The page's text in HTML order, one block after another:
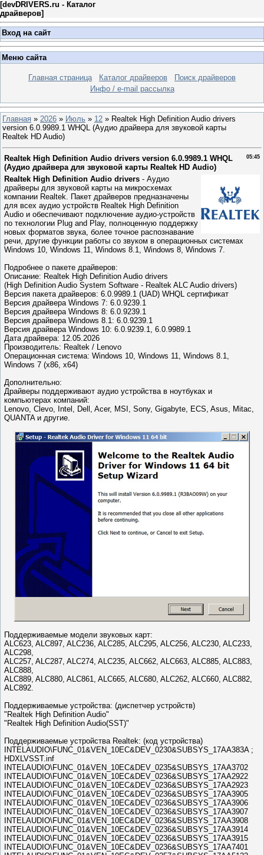
[devDRIVERS.ru - Каталог
драйверов]
Вход на сайт
Меню сайта
Главная страница Каталог драйверов
Поиск драйверов
Инфо / e-mail рассылка
Главная » 2026 » Июль » 12 » Realtek High Definition Audio drivers
version 6.0.9989.1 WHQL (Аудио драйвера для звуковой карты
Realtek HD Audio)
05:45
Realtek High Definition Audio drivers version 6.0.9989.1 WHQL
(Аудио драйвера для звуковой карты Realtek HD Audio)
Realtek High Definition Audio drivers - Аудио
драйверы для звуковой карты на микросхемах
компании Realtek. Пакет драйверов предназначены
для всех аудио устройств Realtek High Definition
Audio и обеспечивают подключение аудио-устройств
по технологии Plug and Play, полноценную поддержку
новых форматов звука, более точное распознавание
речи, другие функции работы со звуком в операционных системах
Windows 10, Windows 11, Windows 8.1, Windows 8, Windows 7.
Подробнее о пакете драйверов:
Описание: Realtek High Definition Audio drivers
(High Definition Audio System Software - Realtek ALC Audio drivers)
Версия пакета драйверов: 6.0.9989.1 (UAD) WHQL сертификат
Версия драйвера Windows 7: 6.0.9239.1
Версия драйвера Windows 8: 6.0.9239.1
Версия драйвера Windows 8.1: 6.0.9239.1
Версия драйвера Windows 10: 6.0.9239.1, 6.0.9989.1
Дата драйвера: 12.05.2026
Производитель: Realtek / Lenovo
Операционная система: Windows 10, Windows 11, Windows 8.1,
Windows 7 (x86, x64)
Дополнительно:
Драйверы поддерживают аудио устройства в ноутбуках и
компьютерах компаний:
Lenovo, Clevo, Intel, Dell, Acer, MSI, Sony, Gigabyte, ECS, Asus, Mitac,
QUANTA и другие.
Поддерживаемые модели звуковых карт:
ALC623, ALC897, ALC236, ALC285, ALC295, ALC256, ALC230, ALC233,
ALC298,
ALC257, ALC287, ALC274, ALC235, ALC662, ALC663, ALC885, ALC883,
ALC888,
ALC889, ALC880, ALC861, ALC665, ALC680, ALC262, ALC660, ALC882,
ALC892.
Поддерживаемые устройства: (диспетчер устройств)
"Realtek High Definition Audio"
"Realtek High Definition Audio(SST)"
Поддерживаемые устройства Realtek: (код устройства)
INTELAUDIO\FUNC_01&VEN_10EC&DEV_0230&SUBSYS_17AA383A ;
HDXLVSST.inf
INTELAUDIO\FUNC_01&VEN_10EC&DEV_0235&SUBSYS_17AA3702
INTELAUDIO\FUNC_01&VEN_10EC&DEV_0236&SUBSYS_17AA2922
INTELAUDIO\FUNC_01&VEN_10EC&DEV_0236&SUBSYS_17AA2923
INTELAUDIO\FUNC_01&VEN_10EC&DEV_0236&SUBSYS_17AA3905
INTELAUDIO\FUNC_01&VEN_10EC&DEV_0236&SUBSYS_17AA3906
INTELAUDIO\FUNC_01&VEN_10EC&DEV_0236&SUBSYS_17AA3907
INTELAUDIO\FUNC_01&VEN_10EC&DEV_0236&SUBSYS_17AA3908
INTELAUDIO\FUNC_01&VEN_10EC&DEV_0236&SUBSYS_17AA3914
INTELAUDIO\FUNC_01&VEN_10EC&DEV_0236&SUBSYS_17AA3915
INTELAUDIO\FUNC_01&VEN_10EC&DEV_0236&SUBSYS_17AA7401